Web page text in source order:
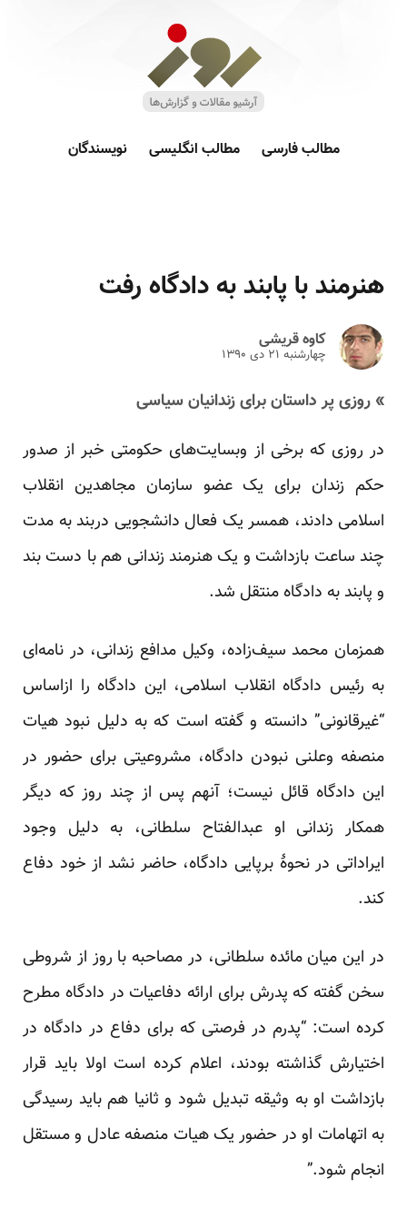
مطالب فارسی مطالب انگلیسی نویسندگان
هنرمند با پابند به دادگاه رفت
کاوه قریشی
چهارشنبه ۲۱ دى ۱۳۹۰
» روزی پر داستان برای زندانیان سیاسی
در روزی که برخی از وبسایت‌های حکومتی خبر از صدور
حکم زندان برای یک عضو سازمان مجاهدین انقلاب
اسلامی دادند، همسر یک فعال دانشجویی دربند به مدت
چند ساعت بازداشت و یک هنرمند زندانی هم با دست بند
و پابند به دادگاه منتقل شد.
همزمان محمد سیف‌زاده، وکیل مدافع زندانی، در نامه‌ای
به رئیس دادگاه انقلاب اسلامی، این دادگاه را ازاساس
“غیرقانونی” دانسته و گفته است که به دلیل نبود هیات
منصفه وعلنی نبودن دادگاه، مشروعیتی برای حضور در
این دادگاه قائل نیست؛ آنهم پس از چند روز که دیگر
همکار زندانی او عبدالفتاح سلطانی، به دلیل وجود
ایراداتی در نحوهٔ برپایی دادگاه، حاضر نشد از خود دفاع
کند.
در این میان مائده سلطانی، در مصاحبه با روز از شروطی
سخن گفته که پدرش برای ارائه دفاعیات در دادگاه مطرح
کرده است: “پدرم در فرصتی که برای دفاع در دادگاه در
اختیارش گذاشته بودند، اعلام کرده است اولا باید قرار
بازداشت او به وثیقه تبدیل شود و ثانیا هم باید رسیدگی
به اتهامات او در حضور یک هیات منصفه عادل و مستقل
انجام شود.”